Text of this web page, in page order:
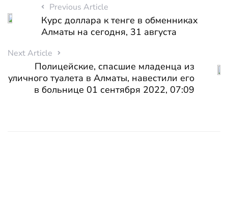
Previous Article
Курс доллара к тенге в обменниках
Алматы на сегодня, 31 августа
Next Article
Полицейские, спасшие младенца из
уличного туалета в Алматы, навестили его
в больнице 01 сентября 2022, 07:09